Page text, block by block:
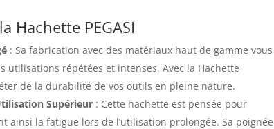
Hachette PEGASI
: Sa fabrication avec des matériaux haut de gamme vous
répétées et intenses. Avec la Hachette
de la durabilité de vos outils en pleine nature.
Supérieur : Cette hachette est pensée pour
la fatigue lors de l’utilisation prolongée. Sa poignée